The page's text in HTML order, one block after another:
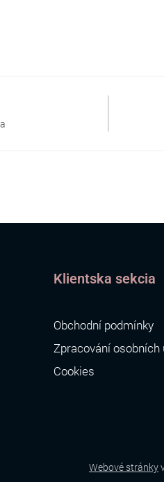
Klientska sekcia
Obchodní podmínky
Zpracování osobních
Cookies
Webové stránky